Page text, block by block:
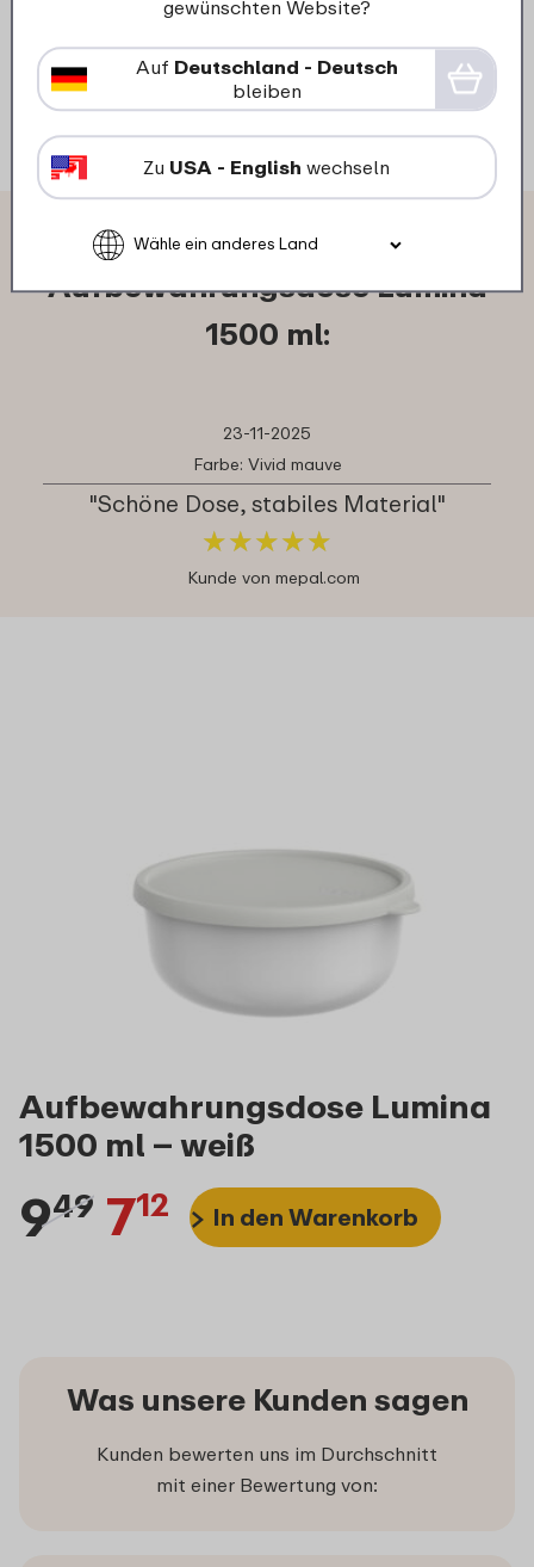
369
Details Bestellen
Das sagen andere Kunden über
Aufbewahrungsdose Lumina
1500 ml:
23-11-2025
Farbe: Vivid mauve
"Schöne Dose, stabiles Material"
★★★★★
★★★★★
Kunde von mepal.com
Aufbewahrungsdose Lumina
1500 ml – weiß
949 712 In den Warenkorb
Was unsere Kunden sagen
Kunden bewerten uns im Durchschnitt
mit einer Bewertung von:
gewünschten Website?
Auf Deutschland - Deutsch
bleiben
Zu USA - English wechseln